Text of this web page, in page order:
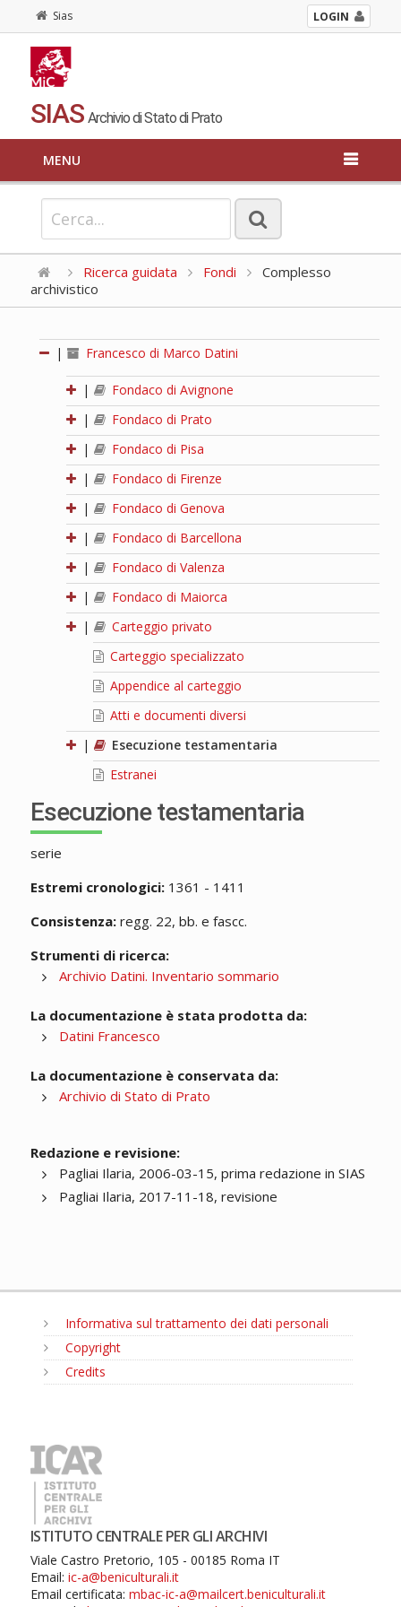
Sias LOGIN
SIAS Archivio di Stato di Prato
MENU
Ricerca guidata Fondi
Complesso
archivistico
| Francesco di Marco Datini
|
Fondaco di Avignone
|
Fondaco di Prato
|
Fondaco di Pisa
|
Fondaco di Firenze
|
Fondaco di Genova
|
Fondaco di Barcellona
|
Fondaco di Valenza
|
Fondaco di Maiorca
|
Carteggio privato
Carteggio specializzato
Appendice al carteggio
Atti e documenti diversi
|
Esecuzione testamentaria
Estranei
Esecuzione testamentaria
serie
Estremi cronologici:1361 - 1411
Consistenza:regg. 22, bb. e fascc.
Strumenti di ricerca:
Archivio Datini. Inventario sommario
La documentazione è stata prodotta da:
Datini Francesco
La documentazione è conservata da:
Archivio di Stato di Prato
Redazione e revisione:
Pagliai Ilaria, 2006-03-15, prima redazione in SIAS
Pagliai Ilaria, 2017-11-18, revisione
Informativa sul trattamento dei dati personali
Copyright
Credits
ISTITUTO CENTRALE PER GLI ARCHIVI
Viale Castro Pretorio, 105 - 00185 Roma IT
Email: ic-a@beniculturali.it
Email certificata: mbac-ic-a@mailcert.beniculturali.it